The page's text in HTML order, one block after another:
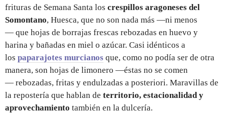
frituras de Semana Santa los crespillos aragoneses del
Somontano, Huesca, que no son nada más —ni menos
— que hojas de borrajas frescas rebozadas en huevo y
harina y bañadas en miel o azúcar. Casi idénticos a
los paparajotes murcianos que, como no podía ser de otra
manera, son hojas de limonero —éstas no se comen
— rebozadas, fritas y endulzadas a posteriori. Maravillas de
la repostería que hablan de territorio, estacionalidad y
aprovechamiento también en la dulcería.